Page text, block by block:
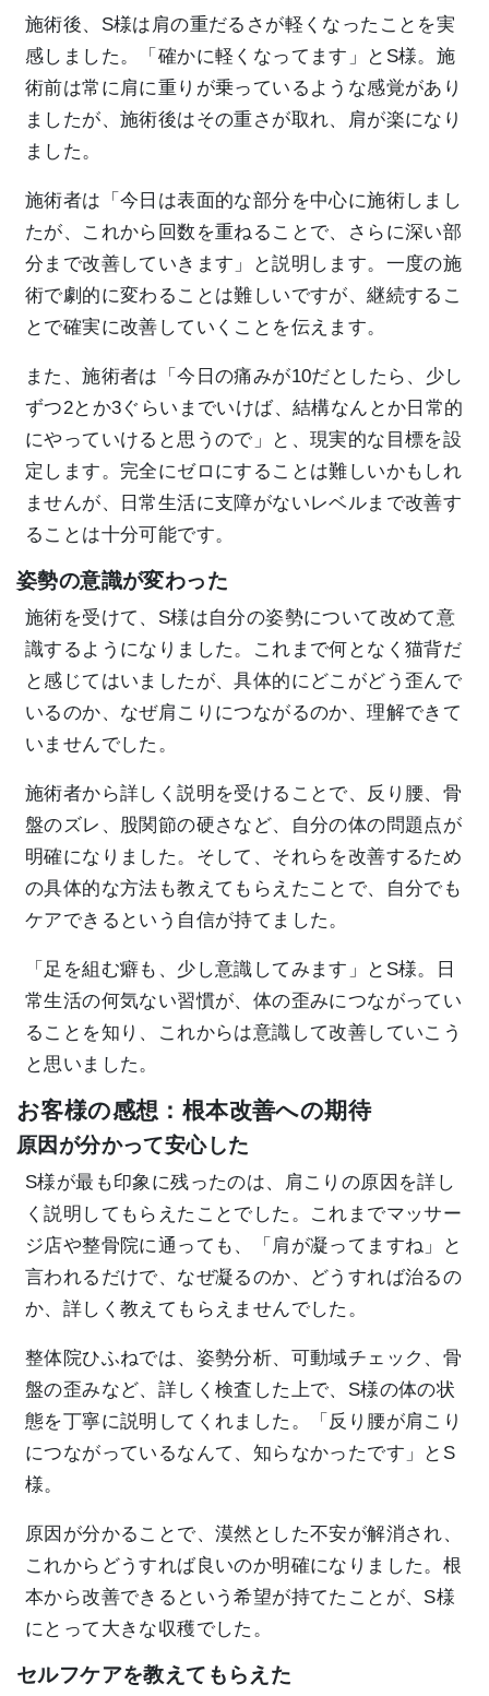
施術後、S様は肩の重だるさが軽くなったことを実
感しました。「確かに軽くなってます」とS様。施
術前は常に肩に重りが乗っているような感覚があり
ましたが、施術後はその重さが取れ、肩が楽になり
ました。
施術者は「今日は表面的な部分を中心に施術しまし
たが、これから回数を重ねることで、さらに深い部
分まで改善していきます」と説明します。一度の施
術で劇的に変わることは難しいですが、継続するこ
とで確実に改善していくことを伝えます。
また、施術者は「今日の痛みが10だとしたら、少し
ずつ2とか3ぐらいまでいけば、結構なんとか日常的
にやっていけると思うので」と、現実的な目標を設
定します。完全にゼロにすることは難しいかもしれ
ませんが、日常生活に支障がないレベルまで改善す
ることは十分可能です。
姿勢の意識が変わった
施術を受けて、S様は自分の姿勢について改めて意
識するようになりました。これまで何となく猫背だ
と感じてはいましたが、具体的にどこがどう歪んで
いるのか、なぜ肩こりにつながるのか、理解できて
いませんでした。
施術者から詳しく説明を受けることで、反り腰、骨
盤のズレ、股関節の硬さなど、自分の体の問題点が
明確になりました。そして、それらを改善するため
の具体的な方法も教えてもらえたことで、自分でも
ケアできるという自信が持てました。
「足を組む癖も、少し意識してみます」とS様。日
常生活の何気ない習慣が、体の歪みにつながってい
ることを知り、これからは意識して改善していこう
と思いました。
お客様の感想：根本改善への期待
原因が分かって安心した
S様が最も印象に残ったのは、肩こりの原因を詳し
く説明してもらえたことでした。これまでマッサー
ジ店や整骨院に通っても、「肩が凝ってますね」と
言われるだけで、なぜ凝るのか、どうすれば治るの
か、詳しく教えてもらえませんでした。
整体院ひふねでは、姿勢分析、可動域チェック、骨
盤の歪みなど、詳しく検査した上で、S様の体の状
態を丁寧に説明してくれました。「反り腰が肩こり
につながっているなんて、知らなかったです」とS
様。
原因が分かることで、漠然とした不安が解消され、
これからどうすれば良いのか明確になりました。根
本から改善できるという希望が持てたことが、S様
にとって大きな収穫でした。
セルフケアを教えてもらえた